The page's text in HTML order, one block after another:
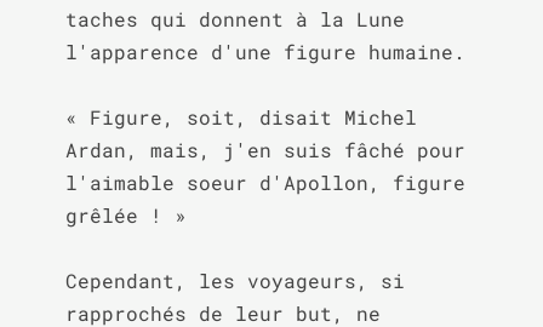
taches qui donnent à la Lune
l'apparence d'une figure humaine.
« Figure, soit, disait Michel
Ardan, mais, j'en suis fâché pour
l'aimable soeur d'Apollon, figure
grêlée ! »
Cependant, les voyageurs, si
rapprochés de leur but, ne